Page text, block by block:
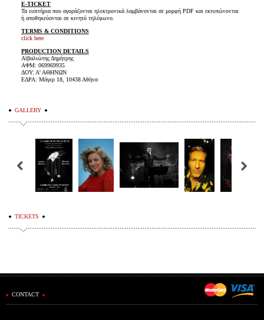
E-TICKET
Τα εισιτήρια που αγοράζονται ηλεκτρονικά λαμβάνονται σε μορφή PDF και εκτυπώνονται
ή αποθηκεύονται σε κινητό τηλέφωνο.
TERMS & CONDITIONS
click here
PRODUCTION DETAILS
Αϊβαλιώτης Δημήτρης
ΑΦΜ: 069969935
ΔΟΥ: Α' ΑΘΗΝΩΝ
ΕΔΡΑ: Μάγερ 18, 10438 Αθήνα
GALLERY
TICKETS
CONTACT